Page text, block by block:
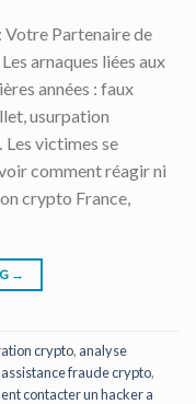
Votre Partenaire de
arnaques liées aux
années : faux
usurpation
victimes se
comment réagir ni
crypto France,
→
crypto, analyse
assistance fraude crypto,
contacter un hacker a